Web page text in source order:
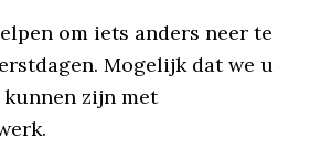
om iets anders neer te
Mogelijk dat we u
zijn met